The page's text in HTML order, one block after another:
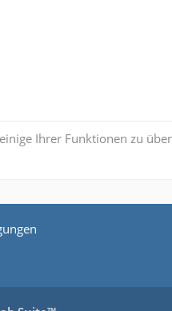
Ihrer Funktionen zu